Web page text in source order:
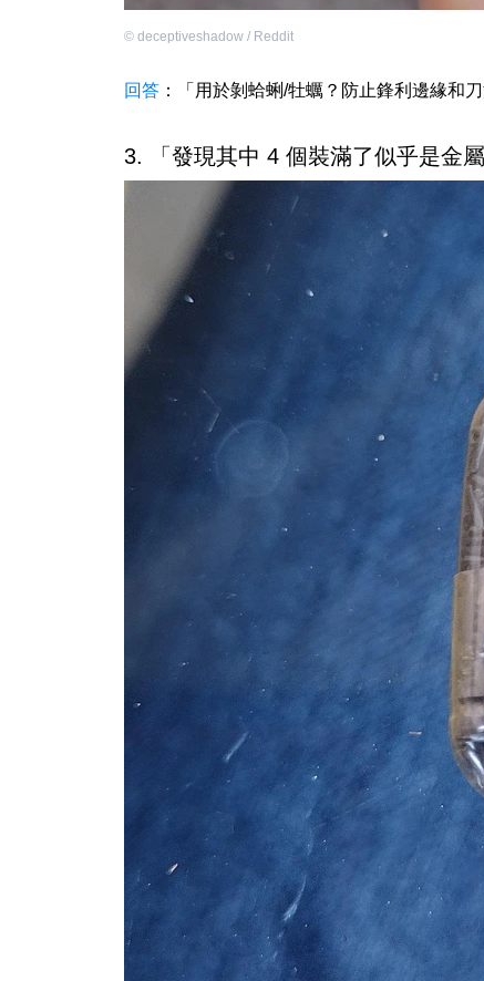
© deceptiveshadow / Reddit
回答 ：「用於剝蛤蜊/牡蠣？防止鋒利邊緣和刀
3. 「發現其中 4 個裝滿了似乎是金屬